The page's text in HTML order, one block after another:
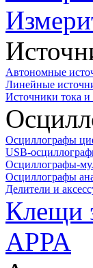
Автономные
Линейные
Источники тока
Осциллографы
USB-
Осциллографы-
Осциллографы
Делители и
Клещи
APPA